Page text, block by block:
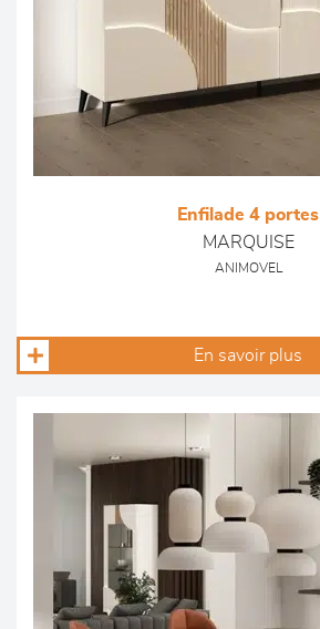
Enfilade 4 portes
MARQUISE
ANIMOVEL
En savoir plus